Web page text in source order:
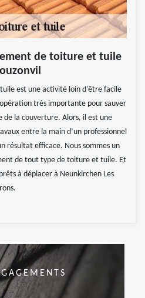
de toiture et tuile
est une activité loin d’être facile
très importante pour sauver
de la couverture. Alors, il est une
entre la main d’un professionnel
résultat efficace. Nous sommes un
de tout type de toiture et tuile. Et
à déplacer à Neunkirchen Les